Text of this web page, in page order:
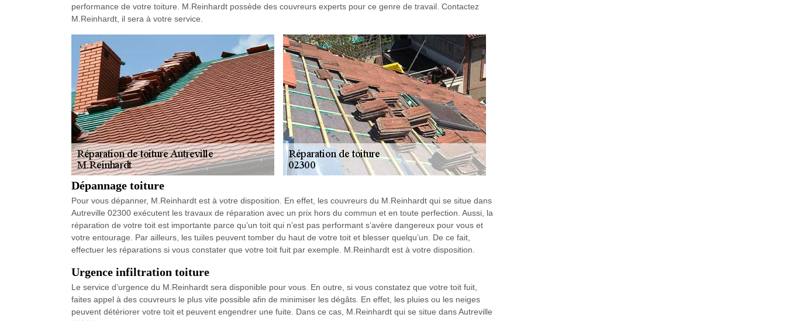
performance de votre toiture. M.Reinhardt possède des couvreurs experts pour ce genre de travail. Contactez
M.Reinhardt, il sera à votre service.
Dépannage toiture
Pour vous dépanner, M.Reinhardt est à votre disposition. En effet, les couvreurs du M.Reinhardt qui se situe dans
Autreville 02300 exécutent les travaux de réparation avec un prix hors du commun et en toute perfection. Aussi, la
réparation de votre toit est importante parce qu’un toit qui n’est pas performant s’avère dangereux pour vous et
votre entourage. Par ailleurs, les tuiles peuvent tomber du haut de votre toit et blesser quelqu’un. De ce fait,
effectuer les réparations si vous constater que votre toit fuit par exemple. M.Reinhardt est à votre disposition.
Urgence infiltration toiture
Le service d’urgence du M.Reinhardt sera disponible pour vous. En outre, si vous constatez que votre toit fuit,
faites appel à des couvreurs le plus vite possible afin de minimiser les dégâts. En effet, les pluies ou les neiges
peuvent détériorer votre toit et peuvent engendrer une fuite. Dans ce cas, M.Reinhardt qui se situe dans Autreville